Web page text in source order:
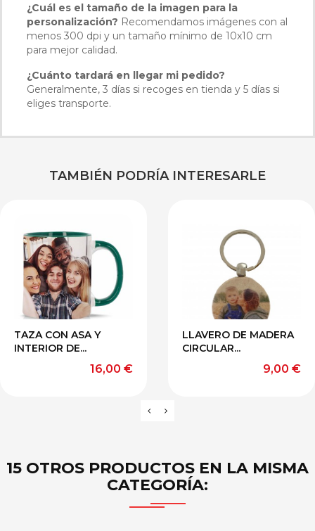
¿Cuál es el tamaño de la imagen para la
personalización? Recomendamos imágenes con al
menos 300 dpi y un tamaño mínimo de 10x10 cm
para mejor calidad.
¿Cuánto tardará en llegar mi pedido?
Generalmente, 3 días si recoges en tienda y 5 días si
eliges transporte.
TAMBIÉN PODRÍA INTERESARLE
RojoAzul NEGROAMARILLO
VERDE
TAZA CON ASA Y
INTERIOR DE...
Precio
16,00 €
LLAVERO DE MADERA
CIRCULAR...
Precio
9,00 €
15 OTROS PRODUCTOS EN LA MISMA
CATEGORÍA: